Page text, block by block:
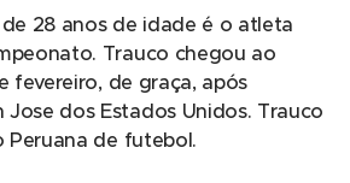
28 anos de idade é o atleta
Trauco chegou ao
fevereiro, de graça, após
Jose dos Estados Unidos. Trauco
Peruana de futebol.